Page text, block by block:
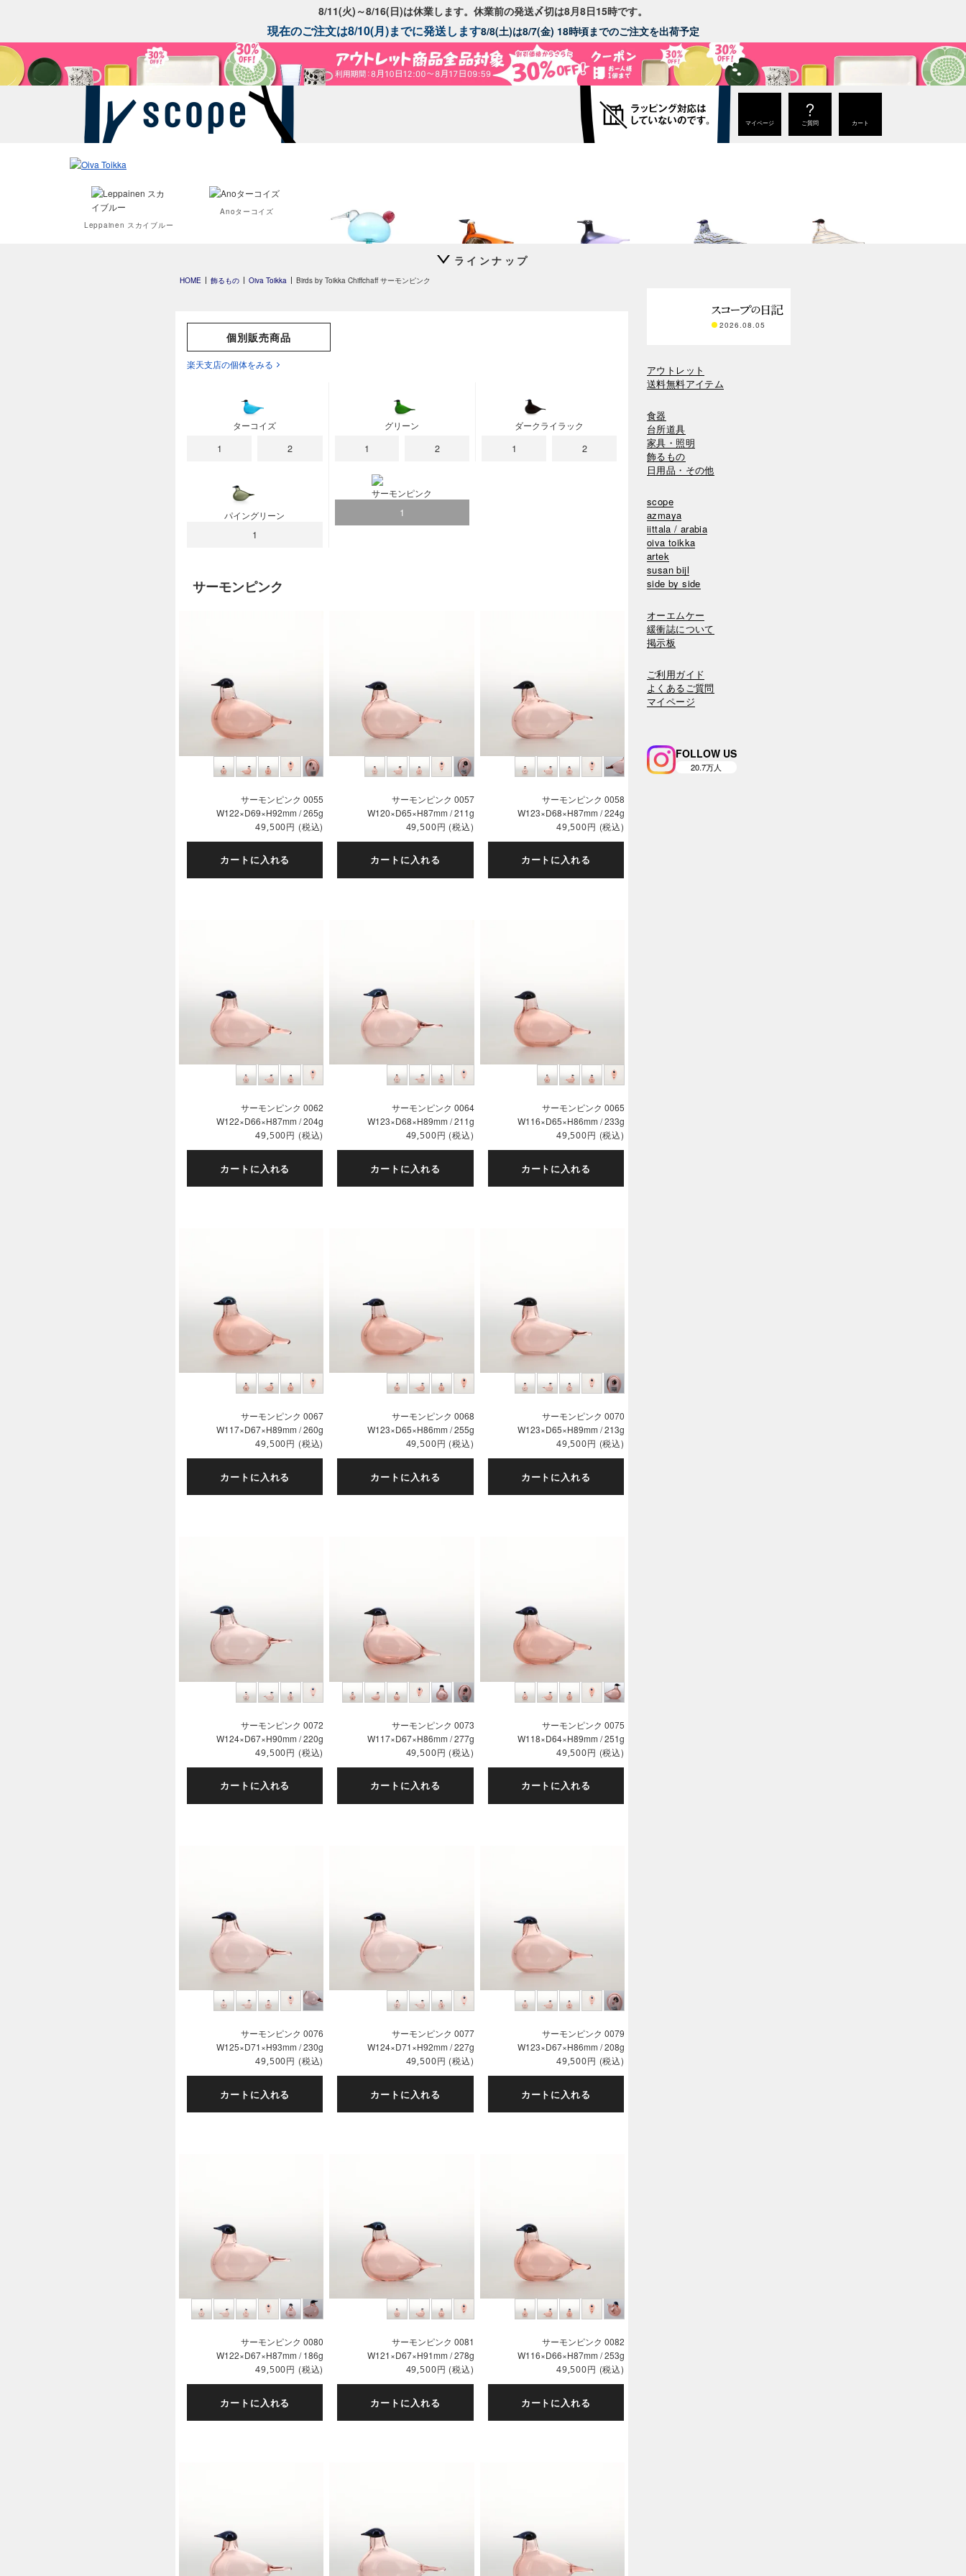
8/11(火)～8/16(日)は休業します。休業前の発送〆切は8月8日15時です。
現在のご注文は8/10(月)までに発送します8/8(土)は8/7(金) 18時頃までのご注文を出荷予定
マイページ ご質問 カート
Leppainen スカイブルー
Anoターコイズ
ラインナップ
HOME 飾るもの Oiva Toikka Birds by Toikka Chiffchaff サーモンピンク
個別販売商品
楽天支店の個体をみる
ターコイズ
1 2
グリーン
1 2
ダークライラック
1 2
パイングリーン
1
サーモンピンク
1
サーモンピンク
サーモンピンク 0055
W122×D69×H92mm / 265g
49,500円 (税込)
カートに入れる
サーモンピンク 0057
W120×D65×H87mm / 211g
49,500円 (税込)
カートに入れる
サーモンピンク 0058
W123×D68×H87mm / 224g
49,500円 (税込)
カートに入れる
サーモンピンク 0062
W122×D66×H87mm / 204g
49,500円 (税込)
カートに入れる
サーモンピンク 0064
W123×D68×H89mm / 211g
49,500円 (税込)
カートに入れる
サーモンピンク 0065
W116×D65×H86mm / 233g
49,500円 (税込)
カートに入れる
サーモンピンク 0067
W117×D67×H89mm / 260g
49,500円 (税込)
カートに入れる
サーモンピンク 0068
W123×D65×H86mm / 255g
49,500円 (税込)
カートに入れる
サーモンピンク 0070
W123×D65×H89mm / 213g
49,500円 (税込)
カートに入れる
サーモンピンク 0072
W124×D67×H90mm / 220g
49,500円 (税込)
カートに入れる
サーモンピンク 0073
W117×D67×H86mm / 277g
49,500円 (税込)
カートに入れる
サーモンピンク 0075
W118×D64×H89mm / 251g
49,500円 (税込)
カートに入れる
サーモンピンク 0076
W125×D71×H93mm / 230g
49,500円 (税込)
カートに入れる
サーモンピンク 0077
W124×D71×H92mm / 227g
49,500円 (税込)
カートに入れる
サーモンピンク 0079
W123×D67×H86mm / 208g
49,500円 (税込)
カートに入れる
サーモンピンク 0080
W122×D67×H87mm / 186g
49,500円 (税込)
カートに入れる
サーモンピンク 0081
W121×D67×H91mm / 278g
49,500円 (税込)
カートに入れる
サーモンピンク 0082
W116×D66×H87mm / 253g
49,500円 (税込)
カートに入れる
2026.08.05
アウトレット
送料無料アイテム
食器
台所道具
家具・照明
飾るもの
日用品・その他
scope
azmaya
iittala / arabia
oiva toikka
artek
susan bijl
side by side
オーエムケー
緩衝誌について
掲示板
ご利用ガイド
よくあるご質問
マイページ
FOLLOW US